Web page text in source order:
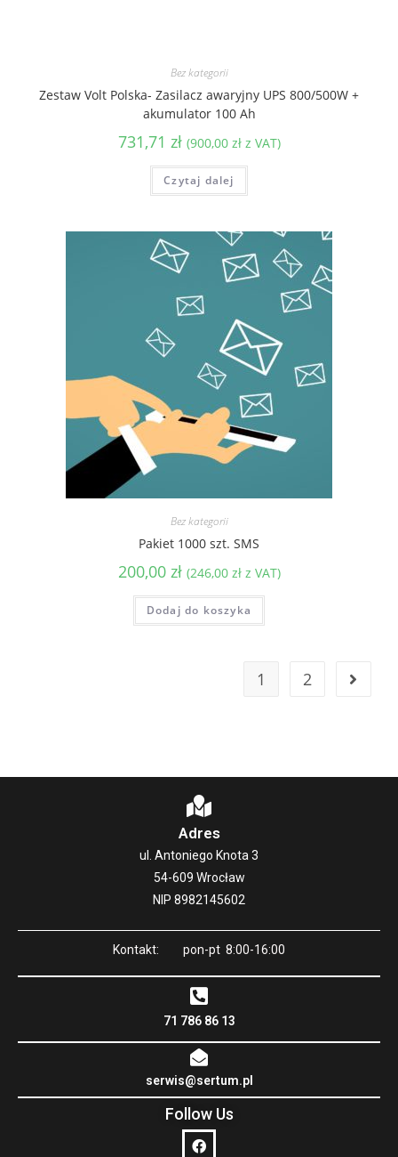
Bez kategorii
Zestaw Volt Polska- Zasilacz awaryjny UPS 800/500W +
akumulator 100 Ah
731,71 zł (900,00 złz VAT)
Czytaj dalej
Bez kategorii
Pakiet 1000 szt. SMS
200,00 zł (246,00 złz VAT)
Dodaj do koszyka
1 2
Adres
ul. Antoniego Knota 3
54-609 Wrocław
NIP 8982145602
Kontakt: pon-pt 8:00-16:00
71 786 86 13
serwis@sertum.pl
Follow Us